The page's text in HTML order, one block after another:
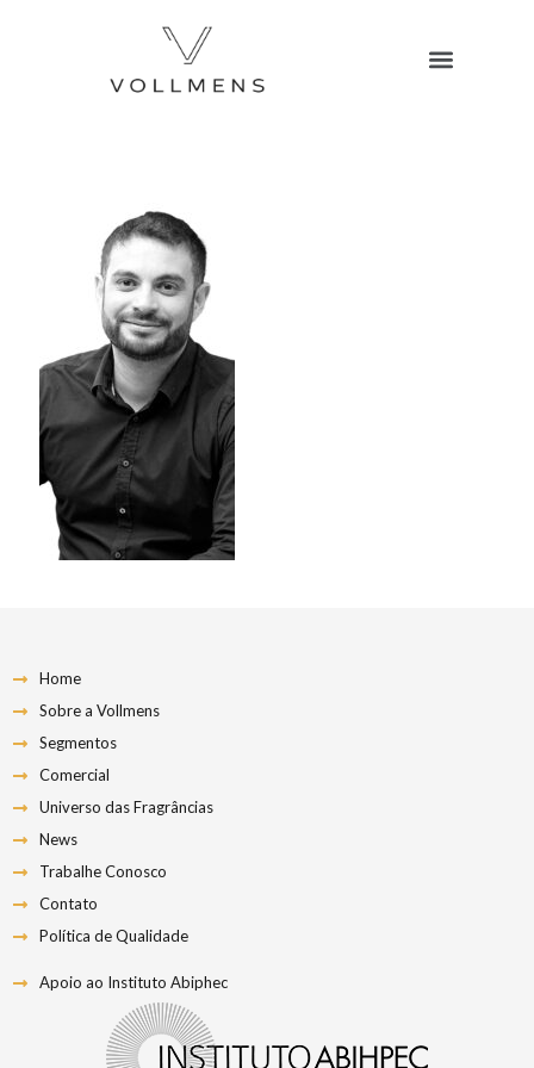
Home
Sobre a Vollmens
Segmentos
Comercial
Universo das Fragrâncias
News
Trabalhe Conosco
Contato
Política de Qualidade
Apoio ao Instituto Abiphec